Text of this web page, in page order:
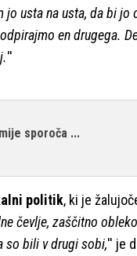
usta na usta, da bi jo
en drugega.
''
sporoča ...
politik, ki je
čevlje, zaščitno
so bili v drugi sobi,'' je